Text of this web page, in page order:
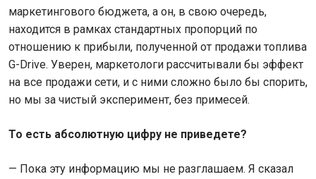
маркетингового бюджета, а он, в свою очередь,
находится в рамках стандартных пропорций по
отношению к прибыли, полученной от продажи топлива
G-Drive. Уверен, маркетологи рассчитывали бы эффект
на все продажи сети, и с ними сложно было бы спорить,
но мы за чистый эксперимент, без примесей.
То есть абсолютную цифру не приведете?
— Пока эту информацию мы не разглашаем. Я сказал